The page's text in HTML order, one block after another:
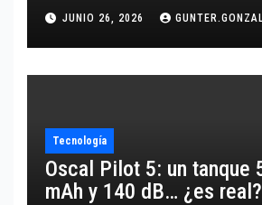
JUNIO 26, 2026
Tecnología
Oscal Pilot 5: un tanque
mAh y 140 dB… ¿es real?